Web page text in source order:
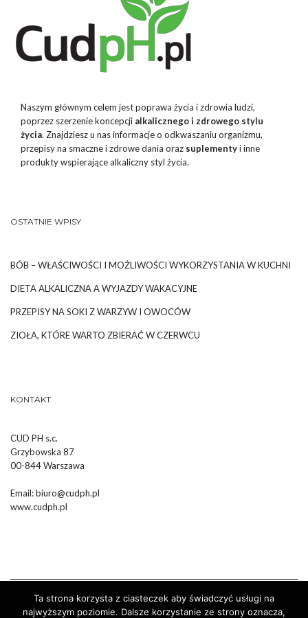
Naszym głównym celem jest poprawa życia i zdrowia ludzi,
poprzez szerzenie koncepcji alkalicznego i zdrowego stylu
życia. Znajdziesz u nas informacje o odkwaszaniu organizmu,
przepisy na smaczne i zdrowe dania oraz suplementyi inne
produkty wspierające alkaliczny styl życia.
OSTATNIE WPISY
BÓB – WŁAŚCIWOŚCI I MOŻLIWOŚCI WYKORZYSTANIA W KUCHNI
DIETA ALKALICZNA A WYJAZDY WAKACYJNE
PRZEPISY NA SOKI Z WARZYW I OWOCÓW
ZIOŁA, KTÓRE WARTO ZBIERAĆ W CZERWCU
KONTAKT
CUD PH s.c.
Grzybowska 87
00-844 Warszawa
Email:biuro@cudph.pl
www.cudph.pl
Ta strona korzysta z ciasteczek aby świadczyć usługi na
najwyższym poziomie. Dalsze korzystanie ze strony oznacza,